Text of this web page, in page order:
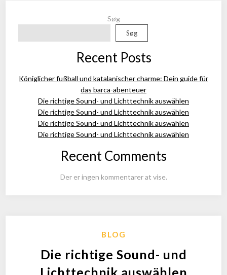
Søg
Søg
Recent Posts
Königlicher fußball und katalanischer charme: Dein guide für
das barca-abenteuer
Die richtige Sound- und Lichttechnik auswählen
Die richtige Sound- und Lichttechnik auswählen
Die richtige Sound- und Lichttechnik auswählen
Die richtige Sound- und Lichttechnik auswählen
Recent Comments
Der er ingen kommentarer at vise.
BLOG
Die richtige Sound- und
Lichttechnik auswählen